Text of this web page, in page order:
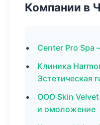
Компании в
Center Pro Spa
Клиника
Эстетическая
ООО Skin
и омоложение